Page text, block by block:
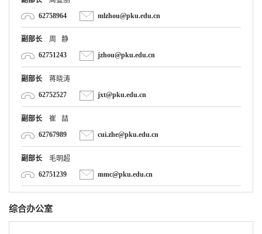
62758964
副部长
周 静
62751243
副部长
蒋晓涛
62752527
副部长
崔 喆
62767989
副部长
毛明超
62751239